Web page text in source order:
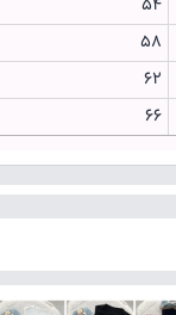
۵۴
۵۸
۶۲
۶۶